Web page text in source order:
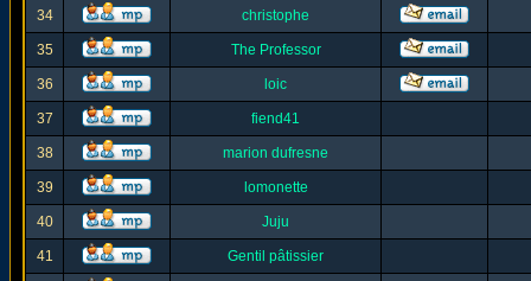
34 christophe
35 The Professor
36 loic
37 fiend41
38 marion dufresne
39 lomonette
40 Juju
41 Gentil pâtissier